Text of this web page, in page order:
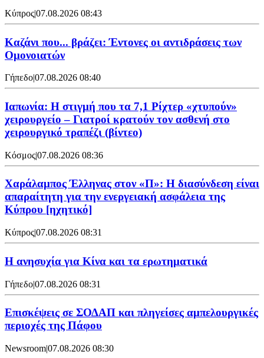
Κύπρος|07.08.2026 08:43
Καζάνι που... βράζει: Έντονες οι αντιδράσεις των
Ομονοιατών
Γήπεδο|07.08.2026 08:40
Ιαπωνία: Η στιγμή που τα 7,1 Ρίχτερ «χτυπούν»
χειρουργείο – Γιατροί κρατούν τον ασθενή στο
χειρουργικό τραπέζι (βίντεο)
Κόσμος|07.08.2026 08:36
Χαράλαμπος Έλληνας στον «Π»: Η διασύνδεση είναι
απαραίτητη για την ενεργειακή ασφάλεια της
Κύπρου [ηχητικό]
Κύπρος|07.08.2026 08:31
Η ανησυχία για Κίνα και τα ερωτηματικά
Γήπεδο|07.08.2026 08:31
Επισκέψεις σε ΣΟΔΑΠ και πληγείσες αμπελουργικές
περιοχές της Πάφου
Newsroom|07.08.2026 08:30